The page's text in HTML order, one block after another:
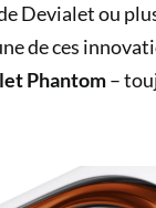
Devialet ou
de ces
Phantom–